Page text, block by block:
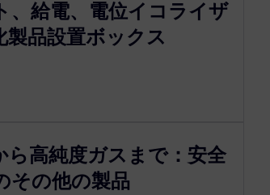
、給電、電位イコライザ
製品設置ボックス
ら高純度ガスまで：安全
その他の製品